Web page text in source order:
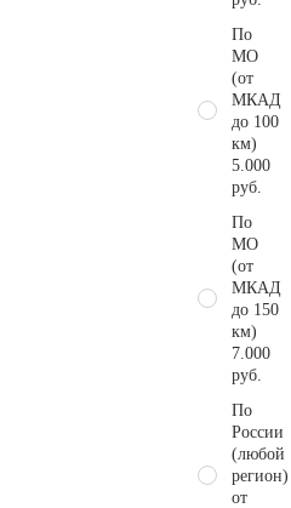
По
МО
(от
МКАД
до 100
км)
5.000
руб.
По
МО
(от
МКАД
до 150
км)
7.000
руб.
По
России
(любой
регион)
от